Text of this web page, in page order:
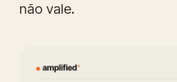
não vale.